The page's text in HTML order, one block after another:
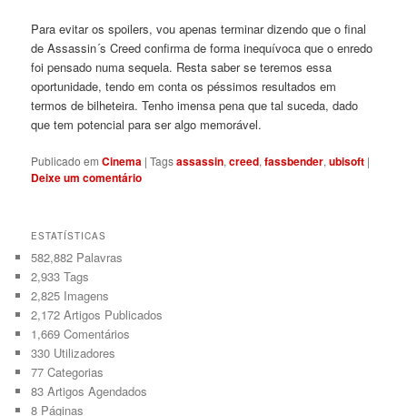
Para evitar os spoilers, vou apenas terminar dizendo que o final
de Assassin´s Creed confirma de forma inequívoca que o enredo
foi pensado numa sequela. Resta saber se teremos essa
oportunidade, tendo em conta os péssimos resultados em
termos de bilheteira. Tenho imensa pena que tal suceda, dado
que tem potencial para ser algo memorável.
Publicado em Cinema |Tagsassassin,creed,fassbender,ubisoft |
Deixe um comentário
ESTATÍSTICAS
582,882 Palavras
2,933 Tags
2,825 Imagens
2,172 Artigos Publicados
1,669 Comentários
330 Utilizadores
77 Categorias
83 Artigos Agendados
8 Páginas